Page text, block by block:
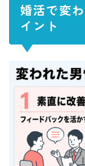
婚活で変
イント